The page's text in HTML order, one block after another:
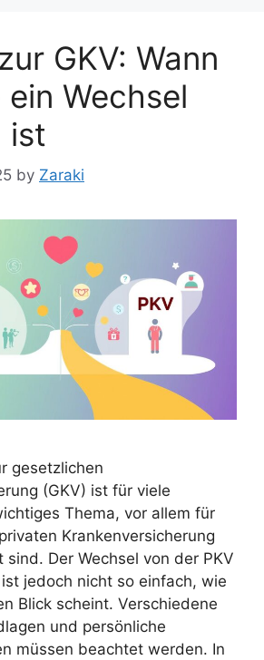
GKV: Wann
Wechsel
ist
by Zaraki
gesetzlichen
(GKV) ist für viele
Thema, vor allem für
Krankenversicherung
sind. Der Wechsel von der PKV
jedoch nicht so einfach, wie
Blick scheint. Verschiedene
und persönliche
müssen beachtet werden. In